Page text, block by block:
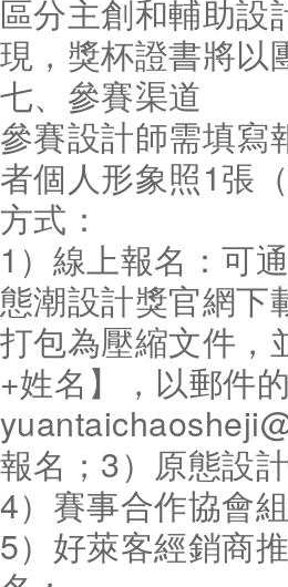
區分主創和輔助設
現，獎杯證書將以
七、參賽渠道
參賽設計師需填寫
者個人形象照1張
方式：
1）線上報名：可
態潮設計獎官網下
打包為壓縮文件，
+姓名】，以郵件
報名；3）原態設
4）賽事合作協會
5）好萊客經銷商